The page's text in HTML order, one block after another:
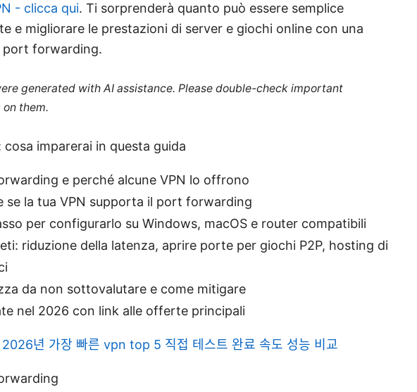
- clicca qui. Ti sorprenderà quanto può essere semplice
e migliorare le prestazioni di server e giochi online con una
port forwarding.
generated with AI assistance. Please double-check important
them.
imparerai in questa guida
e perché alcune VPN lo offrono
se la tua VPN supporta il port forwarding
per configurarlo su Windows, macOS e router compatibili
riduzione della latenza, aprire porte per giochi P2P, hosting di
da non sottovalutare e come mitigare
nel 2026 con link alle offerte principali
2026년 가장 빠른 vpn top 5 직접 테스트 완료 속도 성능 비교